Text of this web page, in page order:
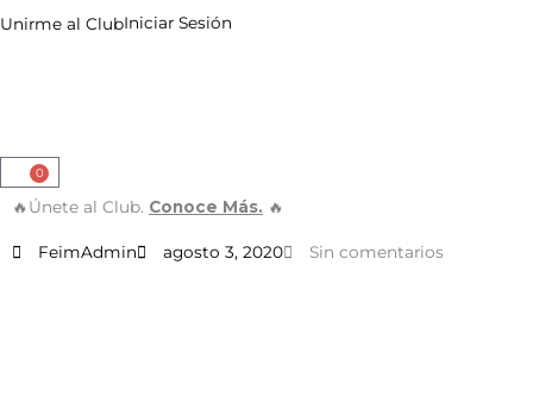
Unirme al ClubIniciar Sesión
0
Cart
🔥Únete al Club. Conoce Más. 🔥
FeimAdmin agosto 3, 2020 Sin comentarios